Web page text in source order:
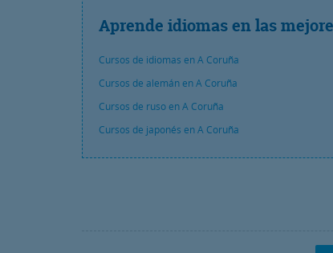
Aprende idiomas en las
Cursos de idiomas en A Coruña
Cursos de alemán en A Coruña
Cursos de ruso en A Coruña
Cursos de japonés en A Coruña